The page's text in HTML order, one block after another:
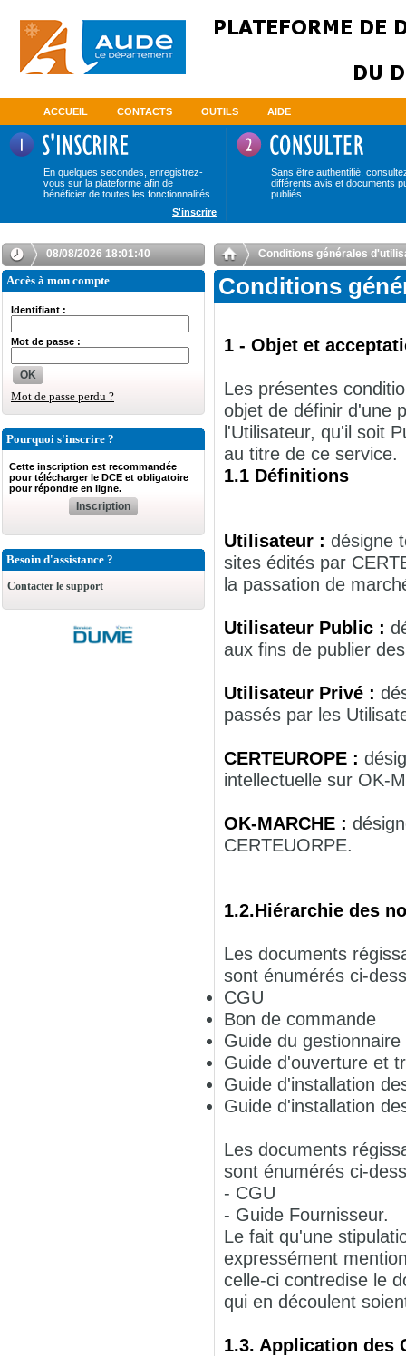
ACCUEIL CONTACTS OUTILS AIDE
En quelques secondes, enregistrez-
vous sur la plateforme afin de
bénéficier de toutes les fonctionnalités
Sans être authentifié,
différents avis et documents
publiés
S'inscrire
08/08/2026 18:01:41
Accès à mon compte
Identifiant :
Mot de passe :
OK
Mot de passe perdu ?
Pourquoi s'inscrire ?
Cette inscription est recommandée
pour télécharger le DCE et obligatoire
pour répondre en ligne.
Inscription
Besoin d'assistance ?
Contacter le support
Conditions générales
Conditions
1 - Objet et
Les présentes
objet de définir d'une
l'Utilisateur, qu'il soit
au titre de ce service.
1.1 Définitions
Utilisateur : désigne
sites édités par
la passation de
Utilisateur Public :
aux fins de publier
Utilisateur Privé :
passés par les
CERTEUROPE :
intellectuelle sur OK-
OK-MARCHE :
CERTEUORPE.
1.2.Hiérarchie des
Les documents
sont énumérés ci-
CGU
Bon de commande
Guide du gestionnaire
Guide d'ouverture et
Guide d'installation
Guide d'installation
Les documents
sont énumérés ci-
- CGU
- Guide Fournisseur.
Le fait qu'une
expressément
celle-ci contredise le
qui en découlent
1.3. Application des